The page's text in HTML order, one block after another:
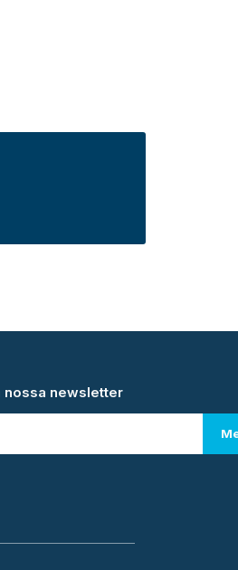
nossa newsletter